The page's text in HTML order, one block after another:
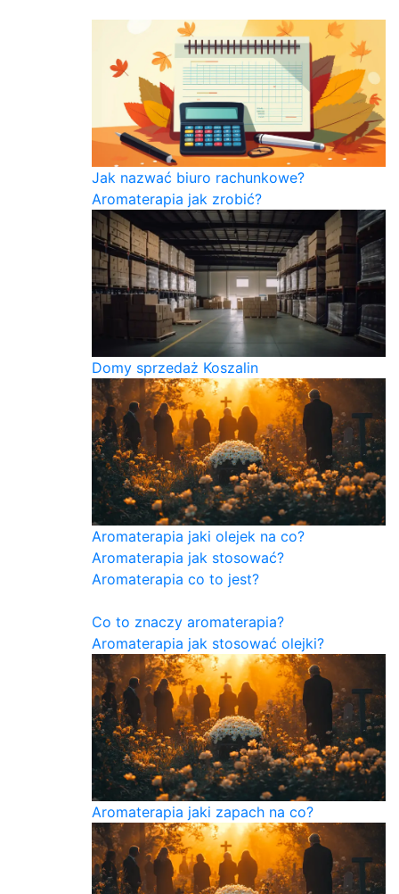
Jak nazwać biuro rachunkowe?
Aromaterapia jak zrobić?
Domy sprzedaż Koszalin
Aromaterapia jaki olejek na co?
Aromaterapia jak stosować?
Aromaterapia co to jest?
Co to znaczy aromaterapia?
Aromaterapia jak stosować olejki?
Aromaterapia jaki zapach na co?